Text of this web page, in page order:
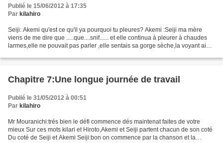
Publié le 15/06/2012 à 17:35
Par kilahiro
Seiji: Akemi qu'est ce qu'il ya pourquoi tu pleures? Akemi :Seiji ma mère
viens de me dire que .....que....snif...... et elle continua à pleurer à chaudes
larmes,elle ne pouvait pas parler ,elle sentais sa gorge sèche,la voyant ainsi
Chapitre 7:Une longue journée de travail
Publié le 31/05/2012 à 00:51
Par kilahiro
Mr Mouranichi:trés bien le défi commence dés maintenat faites de votre
mieux Sur ces mots kilari et Hiroto,Akemi et Seiji partent chacun de son coté
Du coté de Seiji et Akemi Seiji:bon on commence par la chanson et la